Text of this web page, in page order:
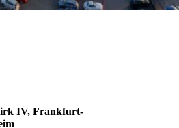
IV, Frankfurt-